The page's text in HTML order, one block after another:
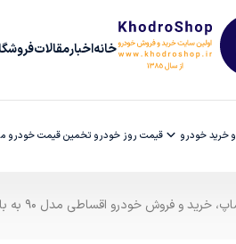
خانهاخبارمقالات
خرید خودرو قیمت روز خودرو تخمین قیمت خودرو
و فروش خودرو اقساطی مدل ۹۰ به بالا با ضمانت کارشناسی